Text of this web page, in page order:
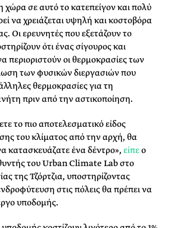
χώρα σε αυτό το κατεπείγον και πολύ
να χρειάζεται υψηλή και κοστοβόρα
Οι ερευνητές που εξετάζουν το
ότι ένας σίγουρος και
περιοριστούν οι θερμοκρασίες των
των φυσικών διεργασιών που
θερμοκρασίες για τη
πριν από την αστικοποίηση.
το πιο αποτελεσματικό είδος
του κλίματος από την αρχή, θα
κατασκευάζατε ένα δέντρο», είπεο
του Urban Climate Lab στο
της Τζόρτζια, υποστηρίζοντας
στις πόλεις θα πρέπει να
υποδομής.